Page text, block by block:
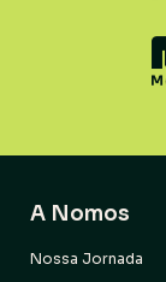
A Nomos
Nossa Jornada